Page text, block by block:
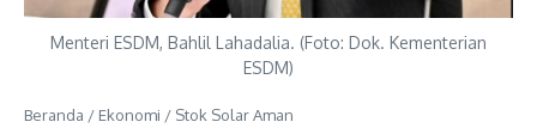
Menteri ESDM, Bahlil Lahadalia. (Foto: Dok. Kementerian
ESDM)
Beranda / Ekonomi / Stok Solar Aman